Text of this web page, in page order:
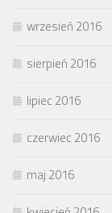
wrzesień 2016
sierpień 2016
lipiec 2016
czerwiec 2016
maj 2016